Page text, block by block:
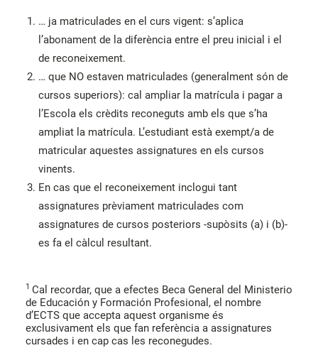
… ja matriculades en el curs vigent: s’aplica
l’abonament de la diferència entre el preu inicial i el
de reconeixement.
… que NO estaven matriculades (generalment són de
cursos superiors): cal ampliar la matrícula i pagar a
l’Escola els crèdits reconeguts amb els que s’ha
ampliat la matrícula. L’estudiant està exempt/a de
matricular aquestes assignatures en els cursos
vinents.
En cas que el reconeixement inclogui tant
assignatures prèviament matriculades com
assignatures de cursos posteriors -supòsits (a) i (b)-
es fa el càlcul resultant.
1 Cal recordar, que a efectes Beca General del Ministerio
de Educación y Formación Profesional, el nombre
d’ECTS que accepta aquest organisme és
exclusivament els que fan referència a assignatures
cursades i en cap cas les reconegudes.